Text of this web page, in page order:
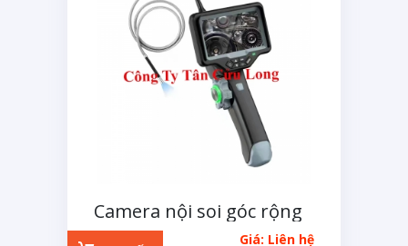
Camera nội soi góc rộng
Avanline 6.0mm
Giá: Liên hệ